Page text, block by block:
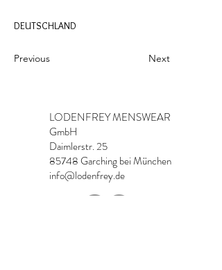
DEUTSCHLAND
Previous Next
LODENFREY MENSWEAR
GmbH
Daimlerstr. 25
85748 Garching bei München
info@lodenfrey.de